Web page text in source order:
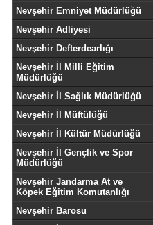
Nevşehir Emniyet Müdürlüğü
Nevşehir Adliyesi
Nevşehir Defterdearlığı
Nevşehir İl Milli Eğitim
Müdürlüğü
Nevşehir İl Sağlık Müdürlüğü
Nevşehir İl Müftülüğü
Nevşehir İl Kültür Müdürlüğü
Nevşehir İl Gençlik ve Spor
Müdürlüğü
Nevşehir Jandarma At ve
Köpek Eğitim Komutanlığı
Nevşehir Barosu